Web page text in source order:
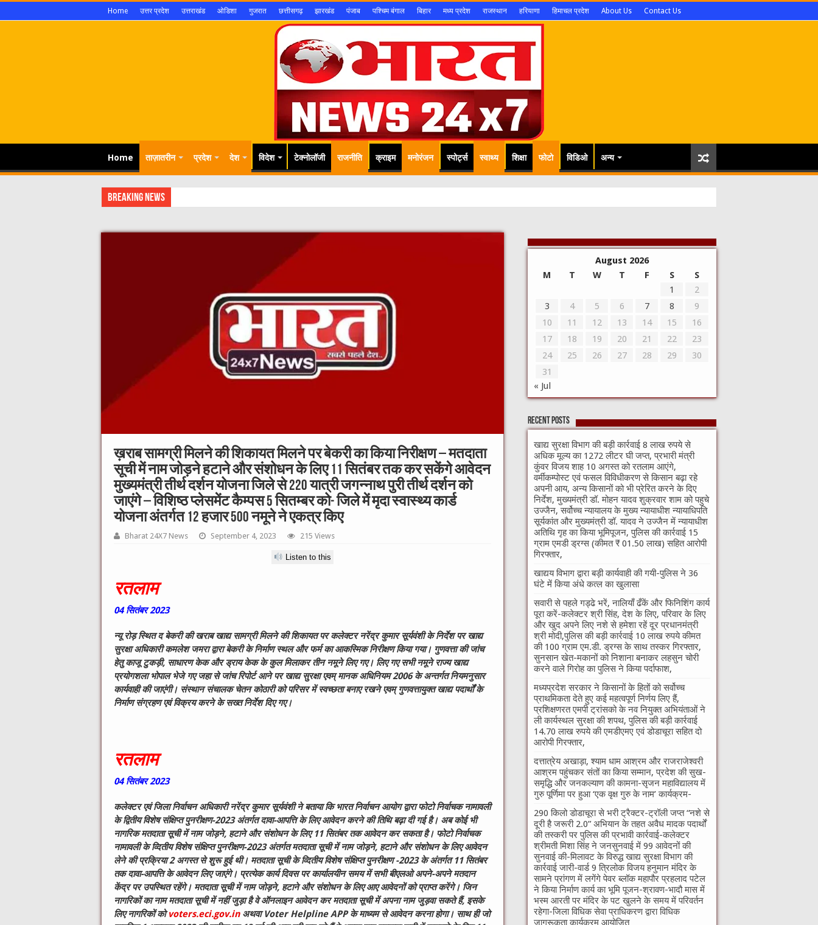
Home उत्तर प्रदेश उत्तराखंड ओडिशा गुजरात छत्तीसगढ़ झारखंड पंजाब पश्चिम बंगाल बिहार मध्य प्रदेश राजस्थान हरियाणा हिमाचल प्रदेश About Us Contact Us
Home ताज़ातरीन प्रदेश देश विदेश टेक्नोलॉजी राजनीति क्राइम मनोरंजन स्पोर्ट्स स्वाथ्य शिक्षा फोटो विडिओ अन्य
Breaking News
ख़राब सामग्री मिलने की शिकायत मिलने पर बेकरी का किया निरीक्षण – मतदाता
सूची में नाम जोड़ने हटाने और संशोधन के लिए 11 सितंबर तक कर सकेंगे आवेदन
मुख्यमंत्री तीर्थ दर्शन योजना जिले से 220 यात्री जगन्नाथ पुरी तीर्थ दर्शन को
जाएंगे – विशिष्ठ प्लेसमेंट कैम्पस 5 सितम्बर को- जिले में मृदा स्वास्थ्य कार्ड
योजना अंतर्गत 12 हजार 500 नमूने ने एकत्र किए
Bharat 24X7 News September 4, 2023 215 Views
Listen to this
रतलाम
04सितंबर2023
न्यू रोड़ स्थित द बेकरी की खराब खाद्य सामग्री मिलने की शिकायत पर कलेक्टर नरेंद्र कुमार सूर्यवंशी के निर्देश पर खाद्य
सुरक्षा अधिकारी कमलेश जमरा द्वारा बेकरी के निर्माण स्थल और फर्म का आकस्मिक निरीक्षण किया गया। गुणवत्ता की जांच
हेतु काजू टुकड़ी, साधारण केक और ड्राय केक के कुल मिलाकर तीन नमूने लिए गए। लिए गए सभी नमूने राज्य खाद्य
प्रयोगशला भोपाल भेजे गए जहा से जांच रिपोर्ट आने पर खाद्य सुरक्षा एवम् मानक अधिनियम 2006 के अन्तर्गत नियमनुसार
कार्यवाही की जाएंगी। संस्थान संचालक चेतन कोठारी को परिसर में स्वच्छता बनाए रखने एवम् गुणवत्तायुक्त खाद्य पदार्थों के
निर्माण संग्रहण एवं विक्रय करने के सख्त निर्देश दिए गए।
रतलाम
04सितंबर2023
कलेक्टर एवं जिला निर्वाचन अधिकारी नरेंद्र कुमार सूर्यवंशी ने बताया कि भारत निर्वाचन आयोग द्वारा फोटो निर्वाचक नामावली
के द्वितीय विशेष संक्षिप्त पुनरीक्षण-2023 अंतर्गत दावा-आपत्ति के लिए आवेदन करने की तिथि बढ़ा दी गई है। अब कोई भी
नागरिक मतदाता सूची में नाम जोड़ने, हटाने और संशोधन के लिए 11 सितंबर तक आवेदन कर सकता है। फोटो निर्वाचक
नामावली के व्दितीय विशेष संक्षिप्त पुनरीक्षण-2023 अंतर्गत मतदाता सूची में नाम जोड़ने, हटाने और संशोधन के लिए आवेदन
लेने की प्रक्रिया 2 अगस्त से शुरू हुई थी। मतदाता सूची के व्दितीय विशेष संक्षिप्त पुनरीक्षण -2023 के अंतर्गत 11 सितंबर
तक दावा-आपत्ति के आवेदन लिए जाएंगे। प्रत्येक कार्य दिवस पर कार्यालयीन समय में सभी बीएलओ अपने-अपने मतदान
केंद्र पर उपस्थित रहेंगे। मतदाता सूची में नाम जोड़ने, हटाने और संशोधन के लिए आए आवेदनों को प्राप्त करेंगे। जिन
नागरिकों का नाम मतदाता सूची में नहीं जुड़ा है वे ऑनलाइन आवेदन कर मतदाता सूची में अपना नाम जुड़वा सकते हैं, इसके
लिए नागरिकों कोvoters.eci.gov.inअथवा Voter Helpline APP के माध्यम से आवेदन करना होगा। साथ ही जो
August 2026
M
T W T F S
S
1
2
3
4 5 6 7 8
9
10
11 12 13 14 15
16
17
18 19 20 21 22
23
24
25 26 27 28 29
30
31
« Jul
Recent Posts
खाद्य सुरक्षा विभाग की बड़ी कार्रवाई 8 लाख रुपये से
अधिक मूल्य का 1272 लीटर घी जप्त, प्रभारी मंत्री
कुंवर विजय शाह 10 अगस्त को रतलाम आएंगे,
वर्मीकम्पोस्ट एवं फसल विविधीकरण से किसान बढ़ा रहे
अपनी आय, अन्य किसानों को भी प्रेरित करने के दिए
निर्देश, मुख्यमंत्री डॉ. मोहन यादव शुक्रवार शाम को पहुचे
उज्जैन, सर्वोच्च न्यायालय के मुख्‍य न्‍यायाधीश न्यायाधिपति
सूर्यकांत और मुख्यमंत्री डॉ. यादव ने उज्जैन में न्यायाधीश
अतिथि गृह का किया भूमिपूजन, पुलिस की कार्रवाई 15
ग्राम एमडी ड्रग्स (कीमत ₹ 01.50 लाख) सहित आरोपी
गिरफ्तार,
खाद्यय विभाग द्वारा बड़ी कार्यवाही की गयी-पुलिस ने 36
घंटे में किया अंधे कत्ल का खुलासा
सवारी से पहले गड्ढे भरें, नालियाँ ढँकें और फिनिशिंग कार्य
पूरा करें-कलेक्टर श्री सिंह, देश के लिए, परिवार के लिए
और खुद अपने लिए नशे से हमेशा रहें दूर प्रधानमंत्री
श्री मोदी,पुलिस की बड़ी कार्रवाई 10 लाख रुपये कीमत
की 100 ग्राम एम.डी. ड्रग्स के साथ तस्कर गिरफ्तार,
सुनसान खेत-मकानों को निशाना बनाकर लहसुन चोरी
करने वाले गिरोह का पुलिस ने किया पर्दाफाश,
मध्यप्रदेश सरकार ने किसानों के हितों को सर्वोच्च
प्राथमिकता देते हुए कई महत्वपूर्ण निर्णय लिए हैं,
प्रशिक्षणरत एमपी ट्रांसको के नव नियुक्त अभियंताओं ने
ली कार्यस्थल सुरक्षा की शपथ, पुलिस की बड़ी कार्रवाई
14.70 लाख रुपये की एमडीएमए एवं डोडाचूरा सहित दो
आरोपी गिरफ्तार,
दत्तात्रेय अखाड़ा, श्याम धाम आश्रम और राजराजेश्वरी
आश्रम पहुंचकर संतों का किया सम्मान, प्रदेश की सुख-
समृद्धि और जनकल्याण की कामना-सृजन महाविद्यालय में
गुरु पूर्णिमा पर हुआ ‘एक वृक्ष गुरु के नाम’ कार्यक्रम-
290 किलो डोडाचूरा से भरी ट्रैक्टर-ट्रॉली जप्त “नशे से
दूरी है जरूरी 2.0” अभियान के तहत अवैध मादक पदार्थों
की तस्करी पर पुलिस की प्रभावी कार्रवाई-कलेक्टर
श्रीमती मिशा सिंह ने जनसुनवाई में 99 आवेदनों की
सुनवाई की-मिलावट के विरुद्ध खाद्य सुरक्षा विभाग की
कार्रवाई जारी-वार्ड 9 त्रिलोक विजय हनुमान मंदिर के
सामने प्रांगण में लगेंगे पेवर ब्लॉक महापौर प्रहलाद पटेल
ने किया निर्माण कार्य का भूमि पूजन-श्रावण-भादौ मास में
भस्म आरती पर मंदिर के पट खुलने के समय में परिवर्तन
रहेगा-जिला विधिक सेवा प्राधिकरण द्वारा विधिक
जागरूकता कार्यक्रम आयोजित